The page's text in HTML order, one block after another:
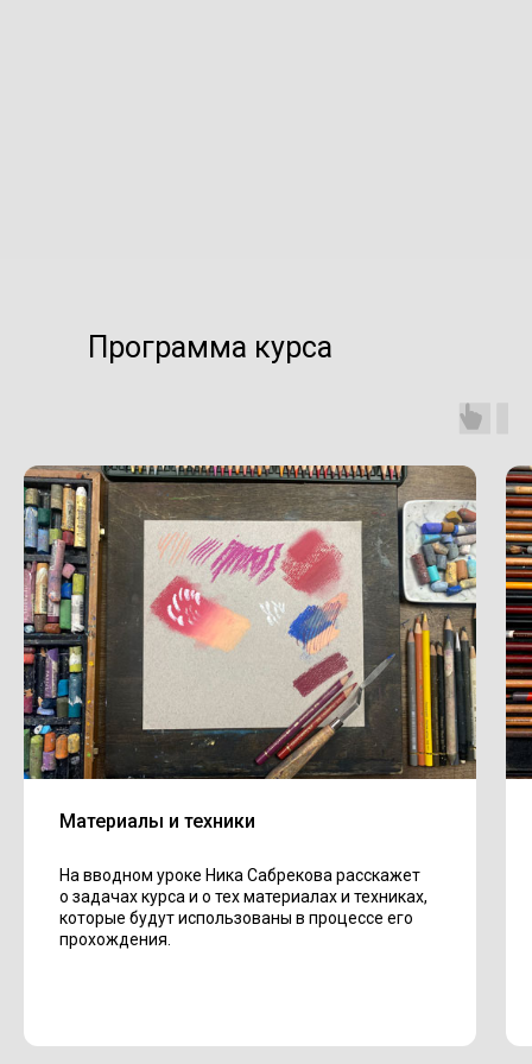
Программа курса
Материалы и техники
На вводном уроке Ника Сабрекова расскажет
о задачах курса и о тех материалах и техниках,
которые будут использованы в процессе его
прохождения.